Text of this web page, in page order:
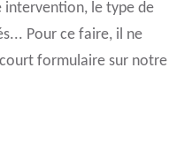
intervention, le type de
Pour ce faire, il ne
formulaire sur notre